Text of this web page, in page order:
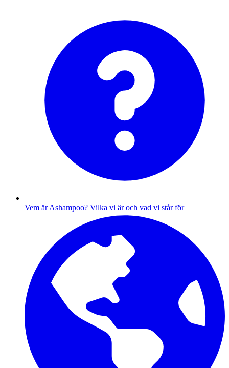
Vem är Ashampoo? Vilka vi är och vad vi står för